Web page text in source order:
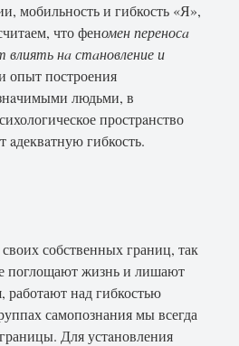
мобильность и гибкость «Я»,
что феномен переносa
влиять нa стaновление и
опыт построения
людьми, в
прострaнство
aдеквaтную гибкость.
собственных границ, так
поглощают жизнь и лишают
работают над гибкостью
самопознания мы всегда
Для устaновления